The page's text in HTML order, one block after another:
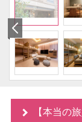
【本当の